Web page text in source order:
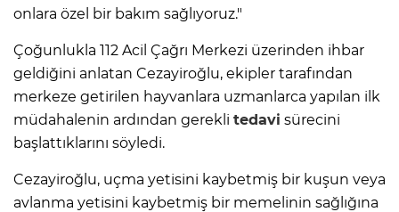
onlara özel bir bakım sağlıyoruz."
Çoğunlukla 112 Acil Çağrı Merkezi üzerinden ihbar
geldiğini anlatan Cezayiroğlu, ekipler tarafından
merkeze getirilen hayvanlara uzmanlarca yapılan ilk
müdahalenin ardından gerekli tedavi sürecini
başlattıklarını söyledi.
Cezayiroğlu, uçma yetisini kaybetmiş bir kuşun veya
avlanma yetisini kaybetmiş bir memelinin sağlığına